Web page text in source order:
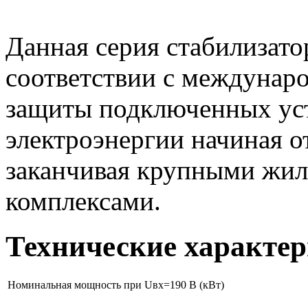
Данная серия
соответствии с
защиты подключенных
электроэнергии начиная
заканчивая крупными
комплексами.
Технические
Номинальная мощность при Uвх=190 В (кВт)